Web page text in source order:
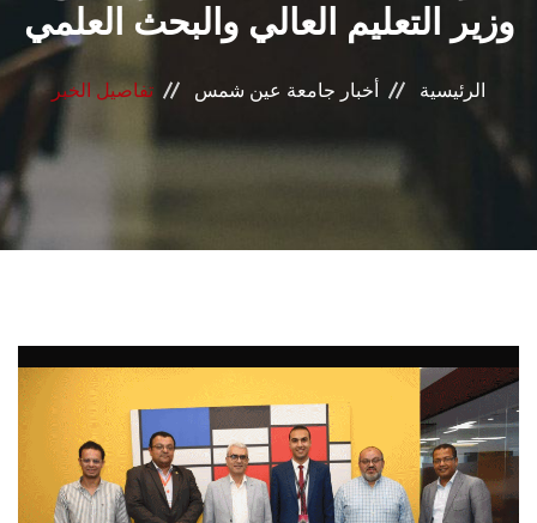
الأنظمة الذكية
الإعلام
تواصل معنا
الطلاب
الدراسات العليا
الخريجين
الموظفون
وزير التعليم العالي والبحث العلمي
الرئيسية أخبار جامعة عين شمس تفاصيل الخبر